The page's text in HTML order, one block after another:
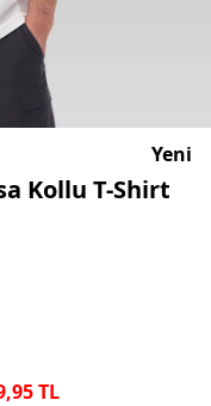
Yeni
Kollu T-Shirt
TL